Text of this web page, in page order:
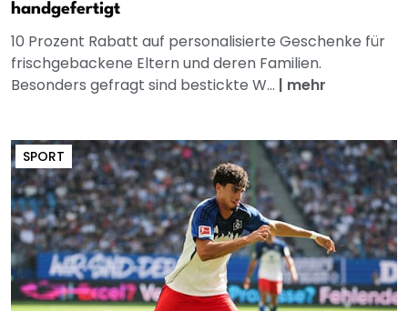
handgefertigt
10 Prozent Rabatt auf personalisierte Geschenke für
frischgebackene Eltern und deren Familien.
Besonders gefragt sind bestickte W... | mehr
SPORT